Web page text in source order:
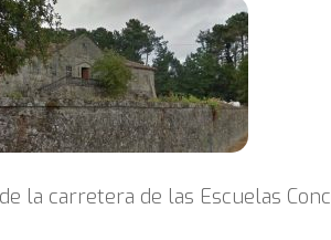
la carretera de las Escuelas